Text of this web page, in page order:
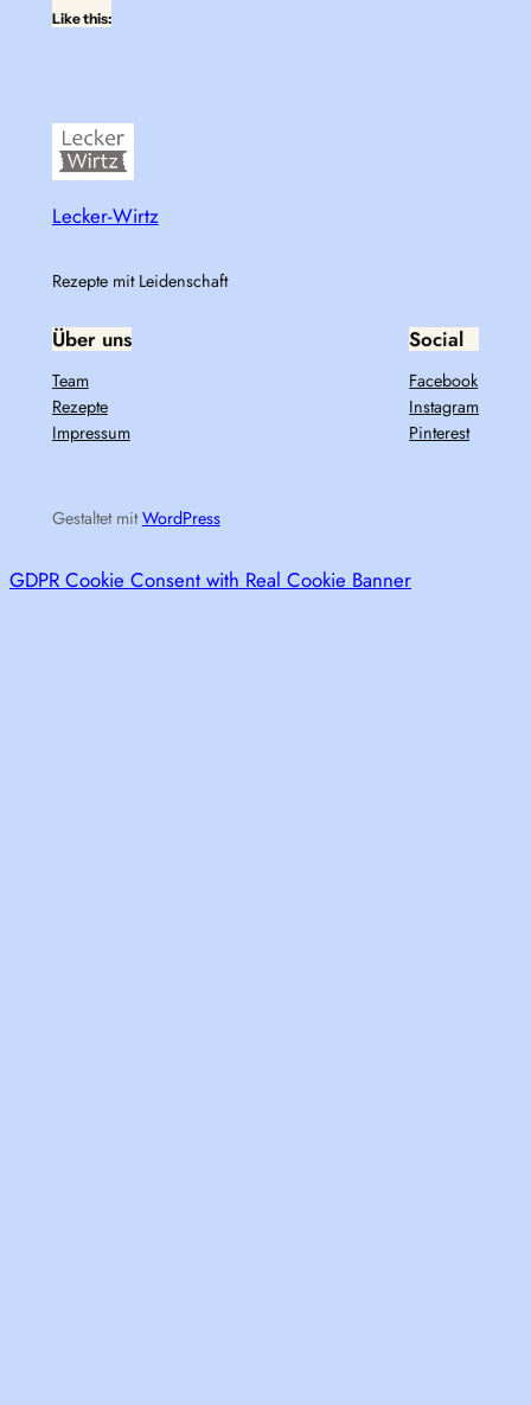
Like this:
Lecker-Wirtz
Rezepte mit Leidenschaft
Über uns
Team
Rezepte
Impressum
Social
Facebook
Instagram
Pinterest
Gestaltet mitWordPress
GDPR Cookie Consent with Real Cookie Banner